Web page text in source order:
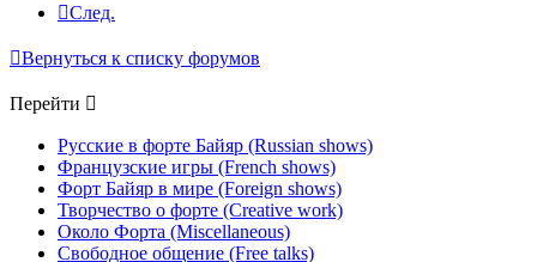
След.
Вернуться к списку форумов
Перейти
Русские в форте Байяр (Russian shows)
Французские игры (French shows)
Форт Байяр в мире (Foreign shows)
Творчество о форте (Creative work)
Около Форта (Miscellaneous)
Свободное общение (Free talks)